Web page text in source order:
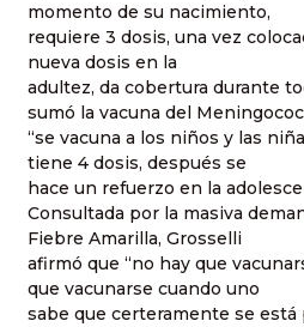
momento de su nacimiento,
requiere 3 dosis, una vez
nueva dosis en la
adultez, da cobertura durante
sumó la vacuna del
“se vacuna a los niños y las
tiene 4 dosis, después se
hace un refuerzo en la
Consultada por la masiva
Fiebre Amarilla, Grosselli
afirmó que “no hay que
que vacunarse cuando uno
sabe que certeramente se